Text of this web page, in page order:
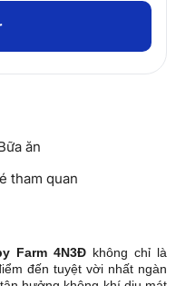
ăn
tham quan
Farm 4N3Đ không chỉ là
đến tuyệt vời nhất ngàn